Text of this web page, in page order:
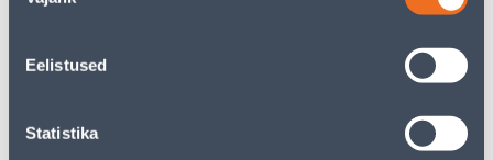
Eelistused
Statistika
Description